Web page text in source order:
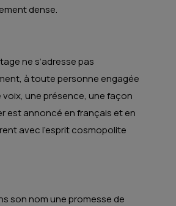
dense.
ne s’adresse pas
à toute personne engagée
une présence, une façon
est annoncé en français et en
avec l’esprit cosmopolite
son nom une promesse de